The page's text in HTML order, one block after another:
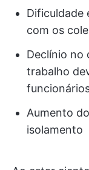
Dificuldade
com os
Declínio no
trabalho
Aumento
isolamento